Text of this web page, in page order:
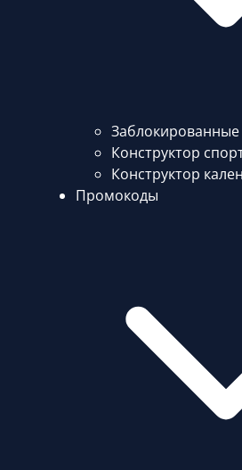
Конструктор
Конструктор
Промокоды